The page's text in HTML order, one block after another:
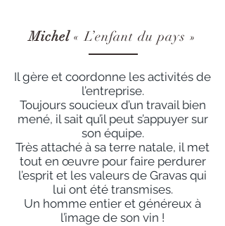
Michel « L’enfant du pays »
Il gère et coordonne les activités de
l’entreprise.
Toujours soucieux d’un travail bien
mené, il sait qu’il peut s’appuyer sur
son équipe.
Très attaché à sa terre natale, il met
tout en œuvre pour faire perdurer
l’esprit et les valeurs de Gravas qui
lui ont été transmises.
Un homme entier et généreux à
l’image de son vin !